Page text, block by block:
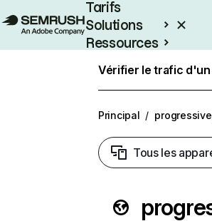
Tarifs
Solutions
Ressources
Vérifier le trafic d'un
Principal /
Tous les